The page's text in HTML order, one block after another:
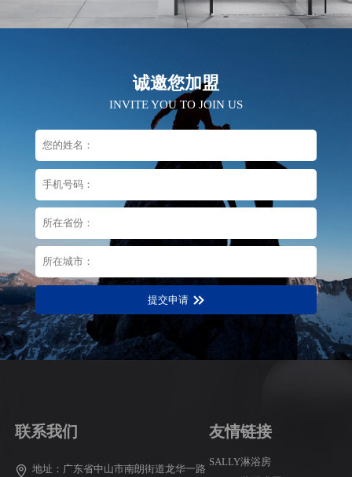
诚邀您加盟
INVITE YOU TO JOIN US
提交申请
联系我们
地址：广东省中山市南朗街道龙华一路
友情链接
SALLY淋浴房